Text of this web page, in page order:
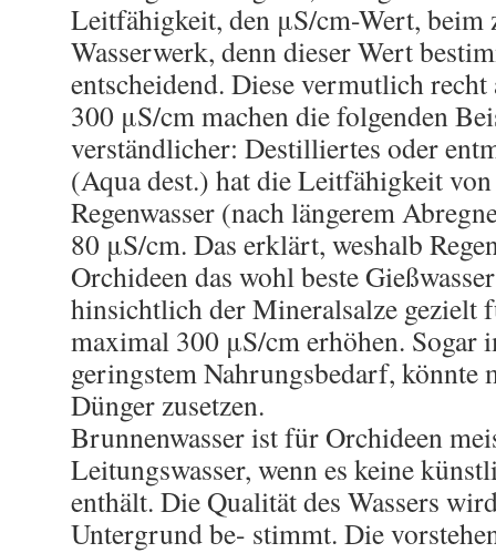
Leitfähigkeit, den μS/cm-Wert, beim
Wasserwerk, denn dieser Wert
entscheidend. Diese vermutlich
300 μS/cm machen die folgenden
verständlicher: Destilliertes oder
(Aqua dest.) hat die Leitfähigkeit
Regenwasser (nach längerem
80 μS/cm. Das erklärt, weshalb
Orchideen das wohl beste
hinsichtlich der Mineralsalze gezielt
maximal 300 μS/cm erhöhen. Sogar
geringstem Nahrungsbedarf, könnte
Dünger zusetzen.
Brunnenwasser ist für Orchideen
Leitungswasser, wenn es keine
enthält. Die Qualität des Wassers
Untergrund be- stimmt. Die